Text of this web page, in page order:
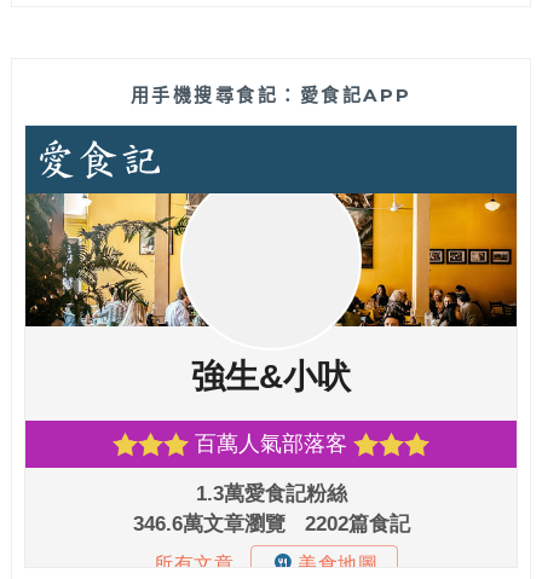
用手機搜尋食記：愛食記APP